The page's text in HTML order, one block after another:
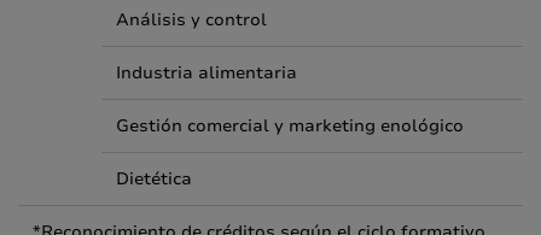
Análisis y control
Industria alimentaria
Gestión comercial y marketing enológico
Dietética